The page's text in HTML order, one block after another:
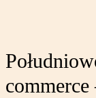
commerce